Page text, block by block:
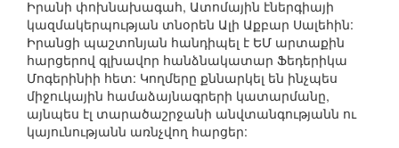
Իրանի փոխնախագահ, Ատոմային էներգիայի
կազմակերպության տնօրեն Ալի Աքբար Սալեհին:
Իրանցի պաշտոնյան հանդիպել է ԵՄ արտաքին
հարցերով գլխավոր հանձնակատար Ֆեդերիկա
Մոգերինիի հետ: Կողմերը քննարկել են ինչպես
միջուկային համաձայնագրերի կատարմանը,
այնպես էլ տարածաշրջանի անվտանգությանն ու
կայունությանն առնչվող հարցեր: